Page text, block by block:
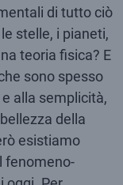
di tutto ciò
stelle, i pianeti,
teoria fisica? E
sono spesso
alla semplicità,
della
esistiamo
fenomeno-